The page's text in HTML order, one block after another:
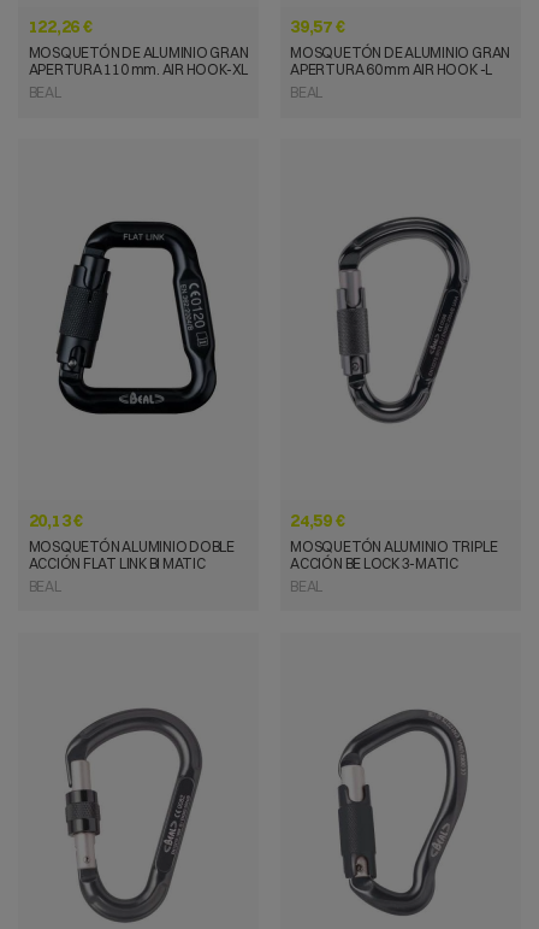
122,26 €
MOSQUETÓN DE ALUMINIO GRAN
APERTURA 110 mm. AIR HOOK-XL
BEAL
39,57 €
MOSQUETÓN DE ALUMINIO GRAN
APERTURA 60 mm AIR HOOK -L
BEAL
VISTA RÁPIDA
20,13 €
MOSQUETÓN ALUMINIO DOBLE
ACCIÓN FLAT LINK BI MATIC
BEAL
VISTA RÁPIDA
24,59 €
MOSQUETÓN ALUMINIO TRIPLE
ACCIÓN BE LOCK 3-MATIC
BEAL
VISTA RÁPIDA VISTA RÁPIDA